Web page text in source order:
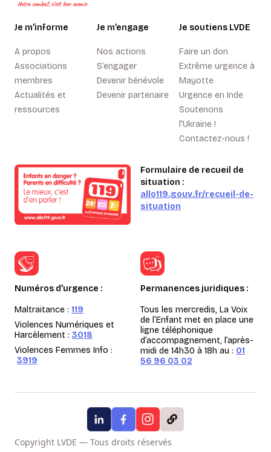
Je m’informe
A propos
Associations
membres
Actualités et
ressources
Je m’engage
Nos actions
S’engager
Devenir bénévole
Devenir partenaire
Je soutiens LVDE
Faire un don
Extrême urgence à
Mayotte
Urgence en Inde
Soutenons
l'Ukraine !
Contactez-nous !
Formulaire de recueil de
situation :
allo119.gouv.fr/recueil-de-
situation
Numéros d’urgence :
Maltraitance : 119
Violences Numériques et
Harcèlement : 3018
Violences Femmes Info :
3919
Permanences juridiques :
Tous les mercredis, La Voix
de l’Enfant met en place une
ligne téléphonique
d’accompagnement, l’après-
midi de 14h30 à 18h au : 01
56 96 03 02
Copyright LVDE — Tous droits réservés